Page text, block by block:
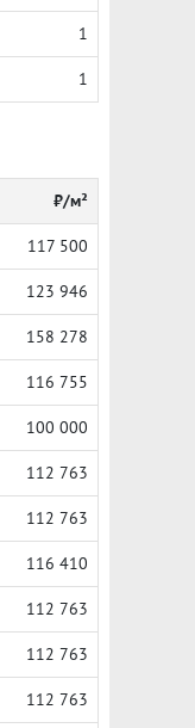
1
1
₽/м²
117 500
123 946
158 278
116 755
100 000
112 763
112 763
116 410
112 763
112 763
112 763